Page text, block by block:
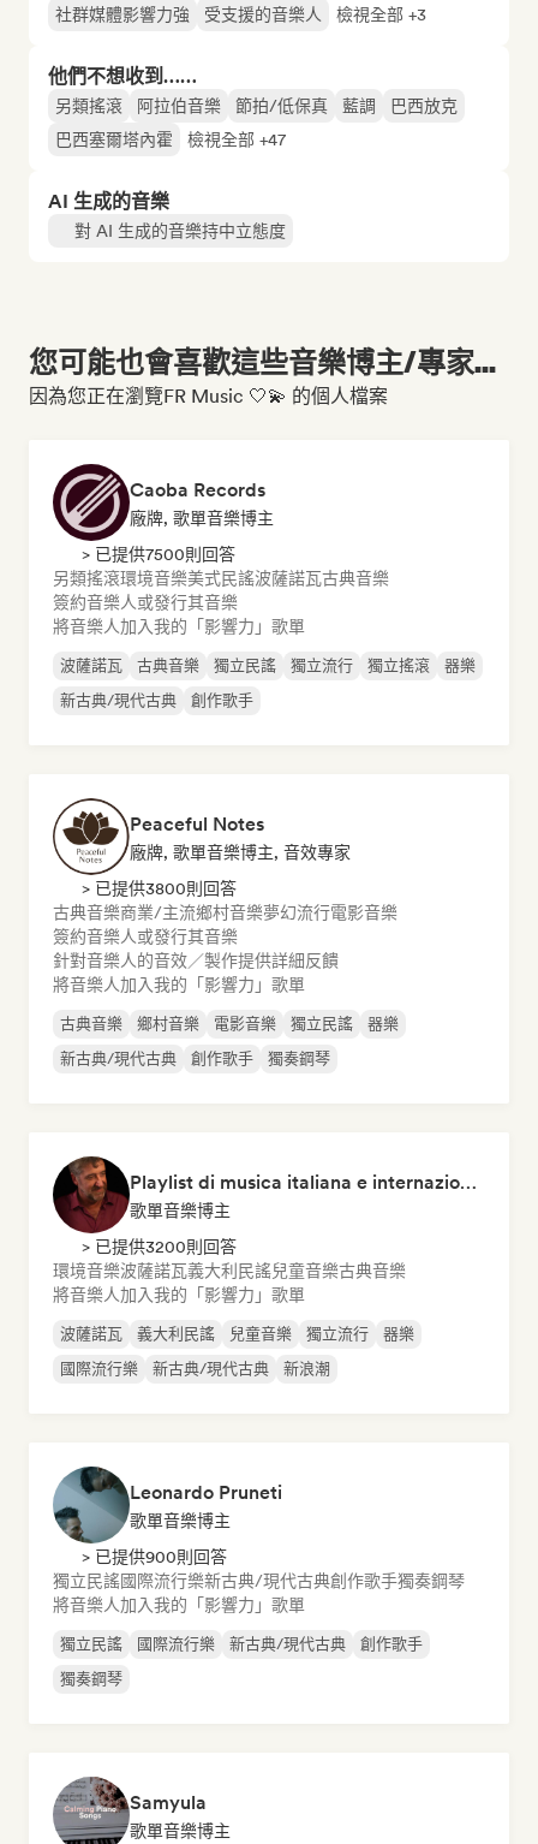
社群媒體影響力強 受支援的音樂人 檢視全部 +3
他們不想收到……
另類搖滾 阿拉伯音樂 節拍/低保真 藍調
巴西放克
巴西塞爾塔內霍
檢視全部 +47
AI 生成的音樂
對 AI 生成的音樂持中立態度
您可能也會喜歡這些音樂博主/專家...
因為您正在瀏覽FR Music 🤍💫 的個人檔案
Caoba Records
廠牌, 歌單音樂博主
> 已提供7500則回答
另類搖滾環境音樂美式民謠波薩諾瓦古典音樂
簽約音樂人或發行其音樂
將音樂人加入我的「影響力」歌單
波薩諾瓦 古典音樂 獨立民謠 獨立流行 獨立搖滾
器樂
新古典/現代古典
創作歌手
Peaceful Notes
廠牌, 歌單音樂博主, 音效專家
> 已提供3800則回答
古典音樂商業/主流鄉村音樂夢幻流行電影音樂
簽約音樂人或發行其音樂
針對音樂人的音效／製作提供詳細反饋
將音樂人加入我的「影響力」歌單
古典音樂 鄉村音樂 電影音樂 獨立民謠
器樂
新古典/現代古典
創作歌手 獨奏鋼琴
Playlist di musica italiana e internazionale
歌單音樂博主
> 已提供3200則回答
環境音樂波薩諾瓦義大利民謠兒童音樂古典音樂
將音樂人加入我的「影響力」歌單
波薩諾瓦 義大利民謠 兒童音樂 獨立流行
器樂
國際流行樂
新古典/現代古典 新浪潮
Leonardo Pruneti
歌單音樂博主
> 已提供900則回答
獨立民謠國際流行樂新古典/現代古典創作歌手獨奏鋼琴
將音樂人加入我的「影響力」歌單
獨立民謠 國際流行樂 新古典/現代古典
創作歌手
獨奏鋼琴
Samyula
歌單音樂博主